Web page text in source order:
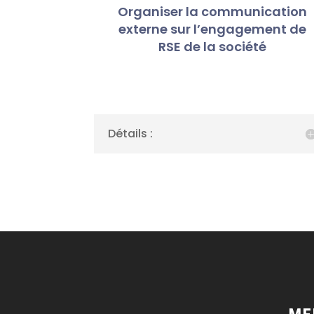
Organiser la communication
externe sur l’engagement de
RSE de la société
Détails :